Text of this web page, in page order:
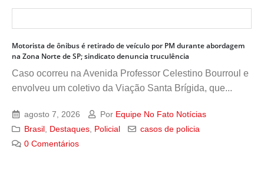
Motorista de ônibus é retirado de veículo por PM durante abordagem
na Zona Norte de SP; sindicato denuncia truculência
Caso ocorreu na Avenida Professor Celestino Bourroul e
envolveu um coletivo da Viação Santa Brígida, que...
agosto 7, 2026 Por Equipe No Fato Notícias
Brasil Destaques Policial
casos de policia
0 Comentários